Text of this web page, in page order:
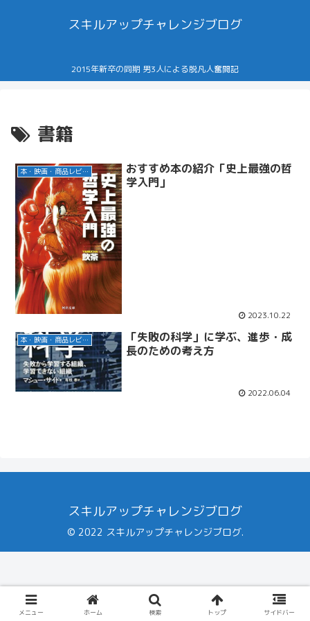
スキルアップチャレンジブログ
2015年新卒の同期 男3人による脱凡人奮闘記
書籍
本・映画・商品レビュー
おすすめ本の紹介「史上最強の哲
学入門」
2023.10.22
本・映画・商品レビュー
「失敗の科学」に学ぶ、進歩・成
長のための考え方
2022.06.04
スキルアップチャレンジブログ
© 2022 スキルアップチャレンジブログ.
メニュー ホーム 検索 トップ サイドバー